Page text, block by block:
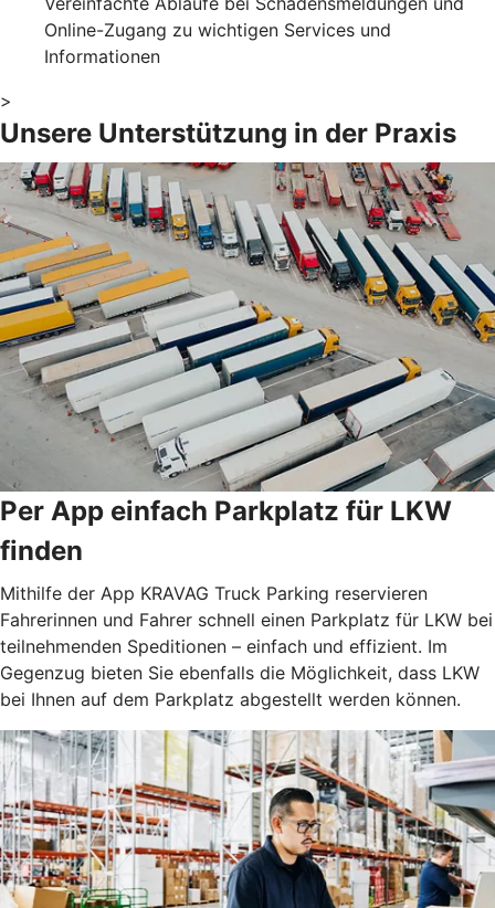
Online-Zugang zu wichtigen Services und
Informationen
>
Unsere Unterstützung in der Praxis
Per App einfach Parkplatz für LKW
finden
Mithilfe der App KRAVAG Truck Parking reservieren
Fahrerinnen und Fahrer schnell einen Parkplatz für LKW bei
teilnehmenden Speditionen – einfach und effizient. Im
Gegenzug bieten Sie ebenfalls die Möglichkeit, dass LKW
bei Ihnen auf dem Parkplatz abgestellt werden können.